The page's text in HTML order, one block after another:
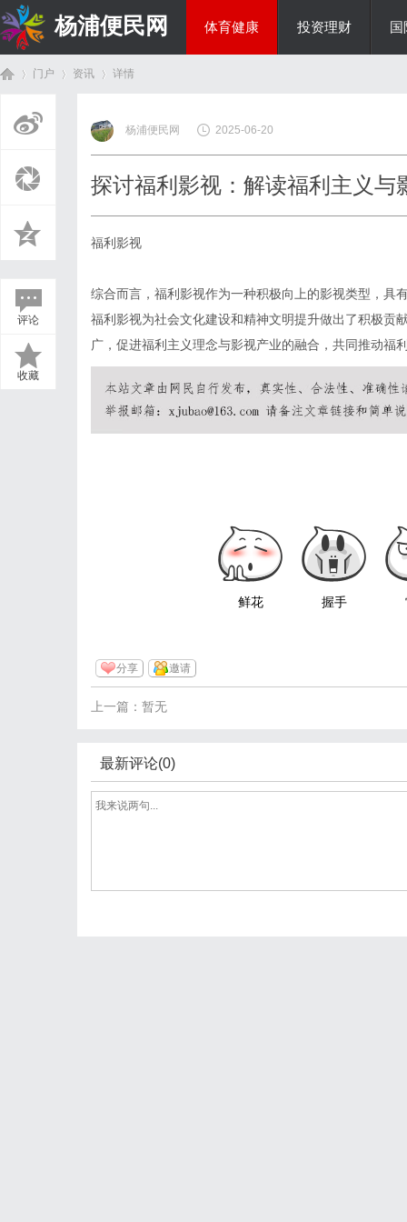
杨浦便民网 体育健康 投资理财
门户 资讯
›
详情
评论
收藏
杨浦便民网 2025-06-20
探讨福利影视：解读福利主义与
福利影视
综合而言，福利影视作为一种积极向上的影视类型，具
福利影视为社会文化建设和精神文明提升做出了积极贡
广，促进福利主义理念与影视产业的融合，共同推动福
鲜花 握手
分享 邀请
上一篇：暂无
最新评论(0)